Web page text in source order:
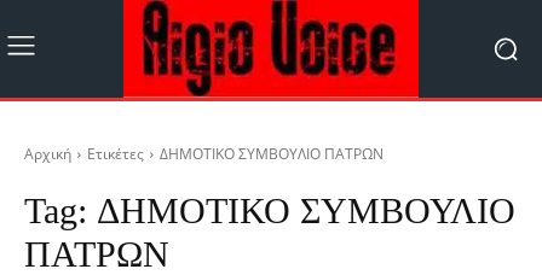
Αρχική Ετικέτες ΔΗΜΟΤΙΚΟ ΣΥΜΒΟΥΛΙΟ ΠΑΤΡΩΝ
Tag: ΔΗΜΟΤΙΚΟ ΣΥΜΒΟΥΛΙΟ
ΠΑΤΡΩΝ